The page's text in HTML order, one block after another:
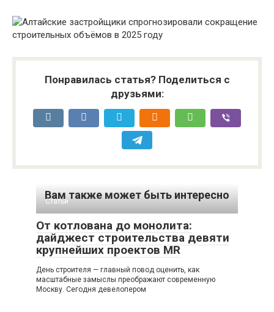
Понравилась статья? Поделиться с
друзьями:
Вам также может быть интересно
Статьи
От котлована до монолита:
дайджест строительства девяти
крупнейших проектов MR
День строителя — главный повод оценить, как
масштабные замыслы преображают современную
Москву. Сегодня девелопером